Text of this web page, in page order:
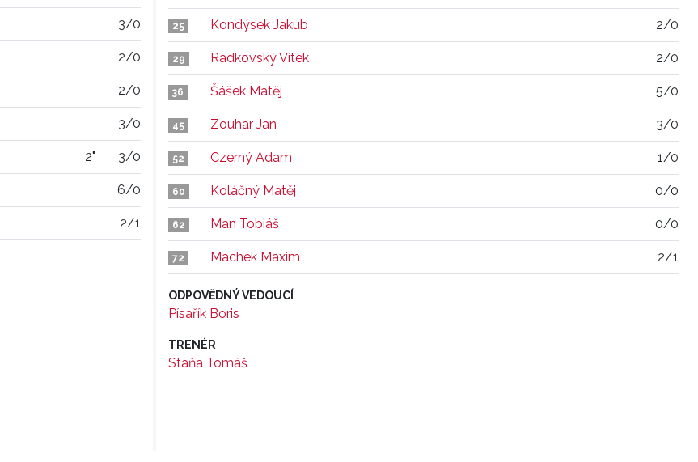
3/0
2/0
2/0
3/0
2" 3/0
6/0
2/1
25 Kondýsek Jakub 2/0
29 Radkovský Vítek 2/0
36 Šášek Matěj 5/0
45 Zouhar Jan 3/0
52 Czerný Adam 1/0
60 Koláčný Matěj 0/0
62 Man Tobiáš 0/0
72 Machek Maxim 2/1
ODPOVĚDNÝ VEDOUCÍ
Písařík Boris
TRENÉR
Staňa Tomáš